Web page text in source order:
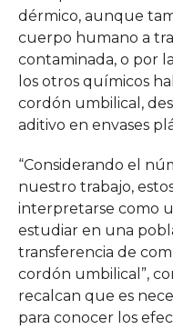
dérmico, aunque
cuerpo humano a
contaminada, o por
los otros químicos
cordón umbilical,
aditivo en envases
“Considerando el
nuestro trabajo,
interpretarse como
estudiar en una
transferencia de
cordón umbilical”,
recalcan que es
para conocer los